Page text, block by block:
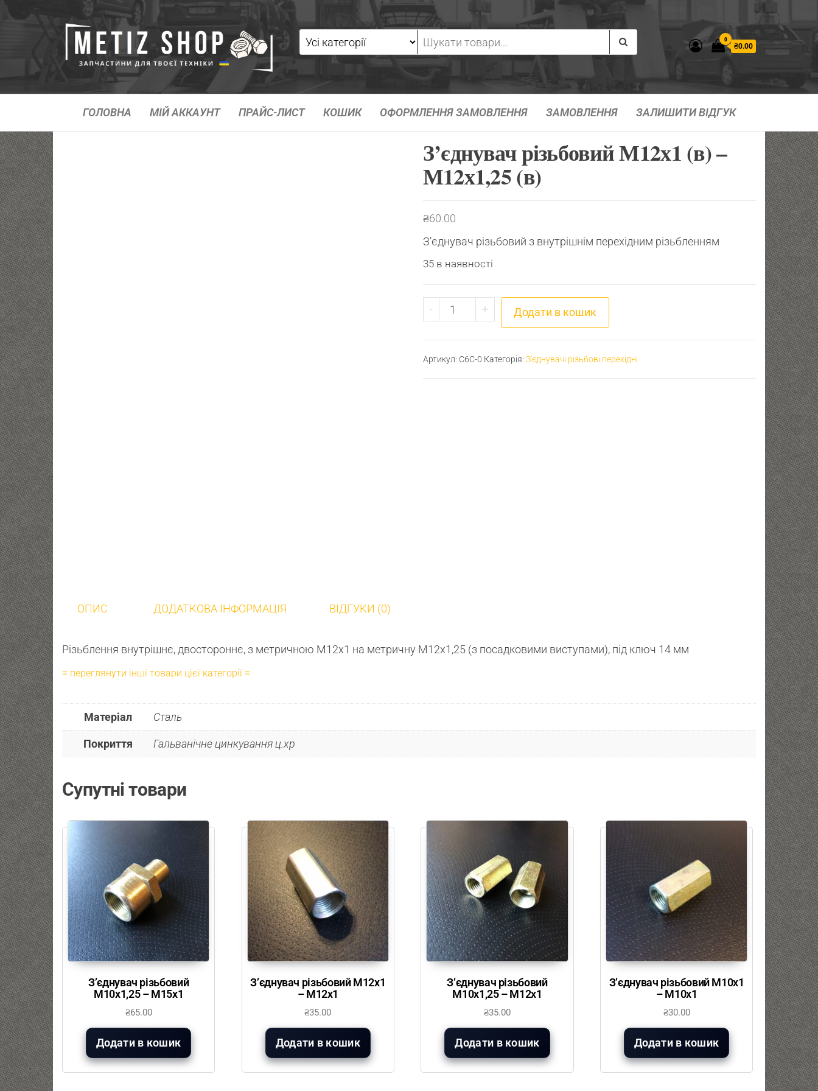
0
₴0.00
ГОЛОВНА МІЙ АККАУНТ ПРАЙС-ЛИСТ КОШИК ОФОРМЛЕННЯ ЗАМОВЛЕННЯ ЗАМОВЛЕННЯ ЗАЛИШИТИ ВІДГУК
З’єднувач різьбовий М12х1 (в) –
М12х1,25 (в)
₴60.00
З’єднувач різьбовий з внутрішнім перехідним різьбленням
35 в наявності
- З'єднувач різьбовий М12х1 (в) - М12х1,25 (в) кількість
+ Додати в кошик
Артикул: C6C-0 Категорія: З'єднувачі різьбові перехідні
ОПИС ДОДАТКОВА ІНФОРМАЦІЯ ВІДГУКИ (0)
Різьблення внутрішнє, двостороннє, з метричною М12х1 на метричну М12х1,25 (з посадковими виступами), під ключ 14 мм
≡ переглянути інші товари цієї категорії ≡
Матеріал Сталь
Покриття Гальванічне цинкування ц.хр
Супутні товари
З’єднувач різьбовий
М10х1,25 – М15х1
₴65.00
Додати в кошик
З’єднувач різьбовий М12х1
– М12х1
₴35.00
Додати в кошик
З’єднувач різьбовий
М10х1,25 – М12х1
₴35.00
Додати в кошик
З’єднувач різьбовий М10х1
– М10х1
₴30.00
Додати в кошик